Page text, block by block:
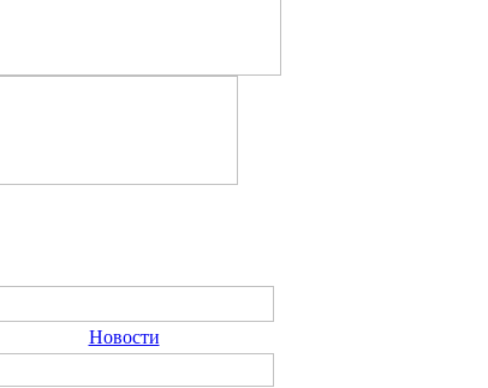
Новости